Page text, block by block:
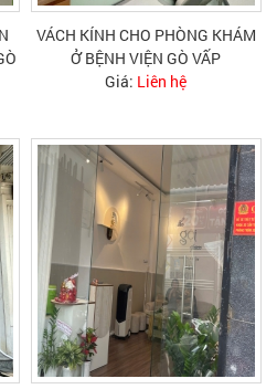
VÁCH KÍNH CHO PHÒNG KHÁM
Ở BỆNH VIỆN GÒ VẤP
Giá: Liên hệ